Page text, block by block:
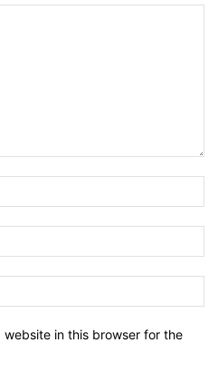
website in this browser for the